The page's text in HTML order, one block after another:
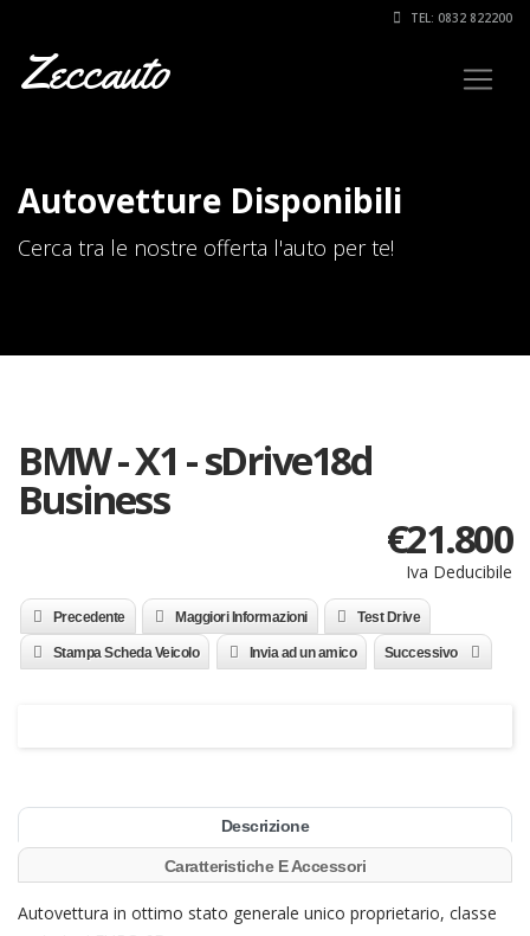
TEL: 0832 822200
Zeccauto
Autovetture Disponibili
Cerca tra le nostre offerta l'auto per te!
BMW - X1 - sDrive18d
Business
€21.800
Iva Deducibile
Precedente Maggiori Informazioni Test Drive
Stampa Scheda Veicolo Invia ad un amico Successivo
Descrizione
Caratteristiche E Accessori
Autovettura in ottimo stato generale unico proprietario, classe